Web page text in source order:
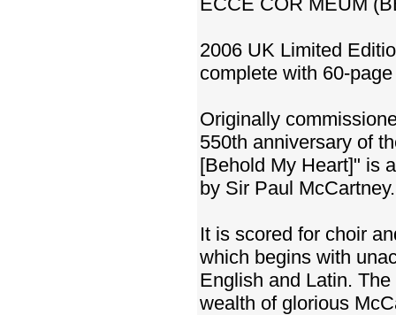
2006 UK Limited
complete with 60-
Originally
550th anniversary of
[Behold My Heart]" is
by Sir Paul McCartney.
It is scored for choir
which begins with
English and Latin.
wealth of glorious